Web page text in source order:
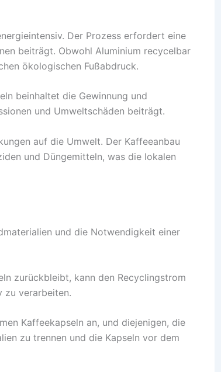
Der Prozess erfordert eine
beiträgt. Obwohl Aluminium recycelbar
ökologischen Fußabdruck.
beinhaltet die Gewinnung und
und Umweltschäden beiträgt.
auf die Umwelt. Der Kaffeeanbau
und Düngemitteln, was die lokalen
und die Notwendigkeit einer
zurückbleibt, kann den Recyclingstrom
zu verarbeiten.
Kaffeekapseln an, und diejenigen, die
zu trennen und die Kapseln vor dem